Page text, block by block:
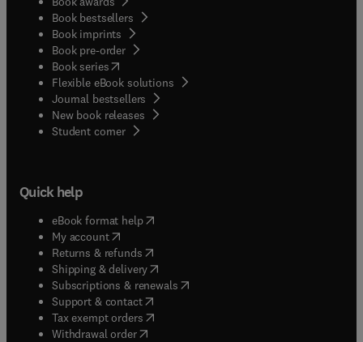
Failure.
Book bestsellers
Book imprints
Book pre-order
Book series(opens in new tab/window
Flexible eBook solutions
Journal bestsellers
New book releases
Student corner( opens in new tab/window
Quick help
eBook format help( opens in new tab/window
My account( opens in new tab/window
Returns & refunds( opens in new tab/window
Shipping & delivery(opens in new tab/window
Subscriptions & renewals( opens in new tab/window
Support & contact( opens in new tab/window
Tax exempt orders( opens in new tab/window
Withdrawal order